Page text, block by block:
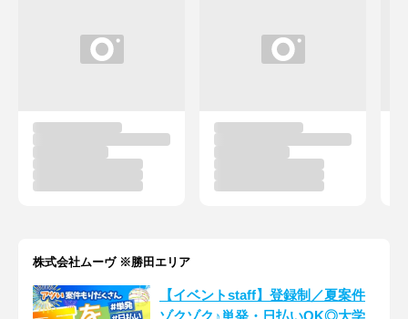
株式会社ムーヴ ※勝田エリア
【イベントstaff】登録制／夏案件